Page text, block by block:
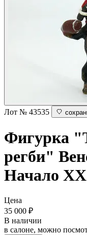
Лот № 43535
Фигурка
регби"
Начало ХХ
Цена
35 000 ₽
В наличии
в салоне, можно